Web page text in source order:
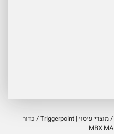
/מוצרי עיסוי | Triggerpoint
/ כדור